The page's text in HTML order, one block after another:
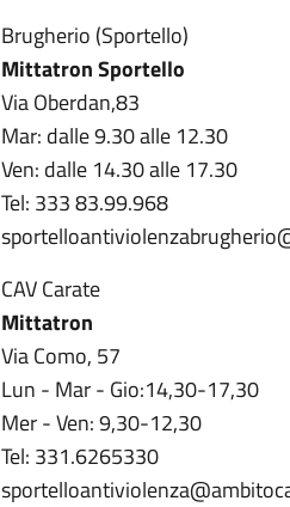
Brugherio (Sportello)
Mittatron Sportello
Via Oberdan,83
Mar: dalle 9.30 alle 12.30
Ven: dalle 14.30 alle 17.30
Tel: 333 83.99.968
CAV Carate
Mittatron
Via Como, 57
Lun - Mar - Gio:14,30-17,30
Mer - Ven: 9,30-12,30
Tel: 331.6265330